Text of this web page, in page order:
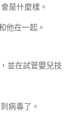
是什麼樣。
他在一起。
並在試管嬰兒技
病毒了。